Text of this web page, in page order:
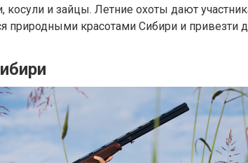
косули и зайцы. Летние охоты дают
природными красотами Сибири и привезти